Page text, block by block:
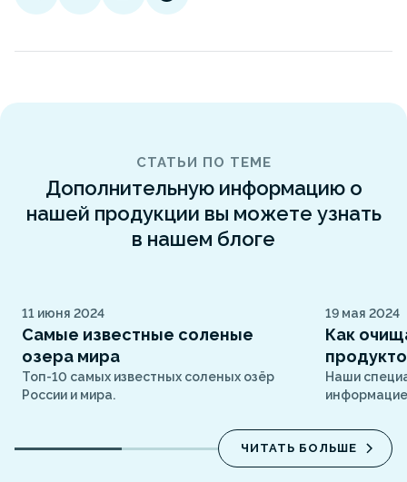
СТАТЬИ ПО ТЕМЕ
Дополнительную информацию о
нашей продукции вы можете узнать
в нашем блоге
11 июня 2024
Самые известные соленые
озера мира
Топ-10 самых известных соленых озёр
России и мира.
19 мая 2024
Как
Наши
ЧИТАТЬ БОЛЬШЕ